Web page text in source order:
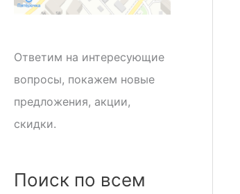
Ответим на интересующие
вопросы, покажем новые
предложения, акции,
скидки.
Поиск по всем